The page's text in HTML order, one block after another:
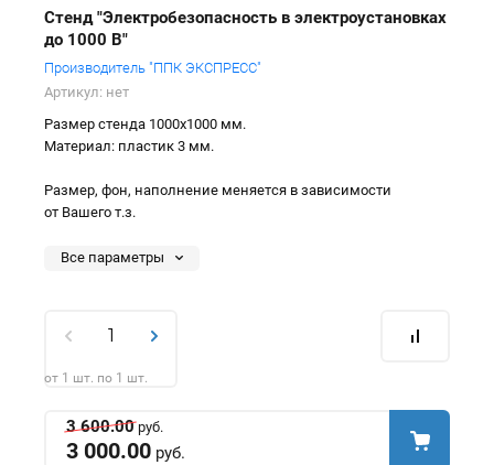
Стенд "Электробезопасность в электроустановках
до 1000 В"
Производитель "ППК ЭКСПРЕСС"
Артикул: нет
Размер стенда 1000х1000 мм.
Материал: пластик 3 мм.
Размер, фон, наполнение меняется в зависимости
от Вашего т.з.
Все параметры
от 1 шт. по 1 шт.
3 600.00руб.
3 000.00 руб.